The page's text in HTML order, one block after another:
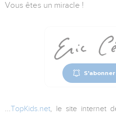
Vous êtes un miracle !
...TopKids.net, le site internet